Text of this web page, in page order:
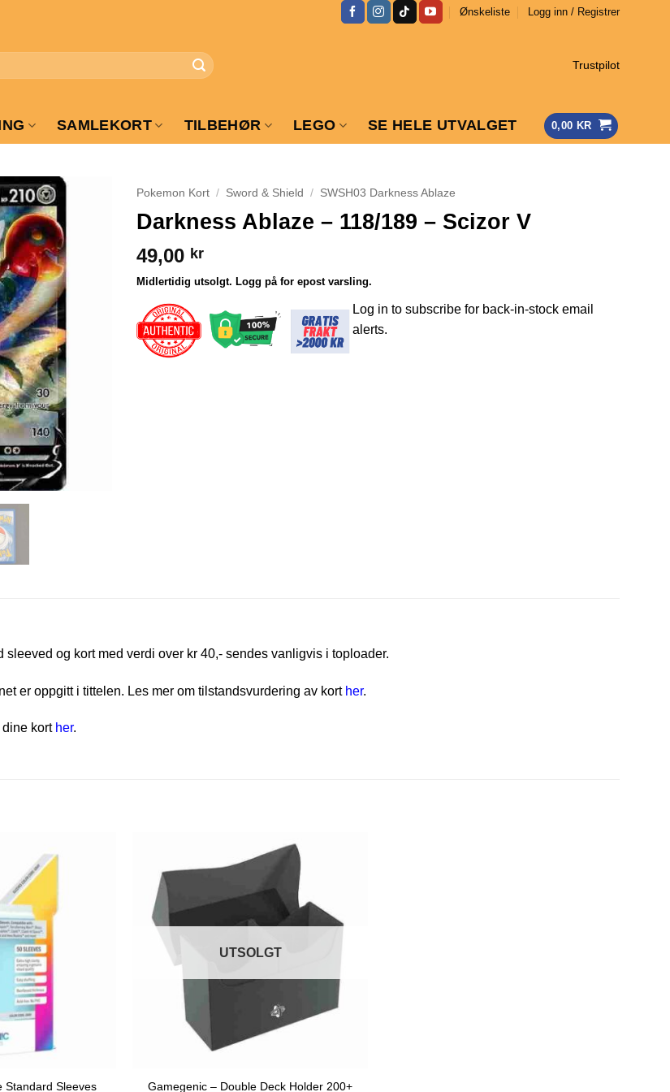
Ønskeliste Logg inn / Registrer
Trustpilot
SAMLEKORT TILBEHØR LEGO SE HELE UTVALGET 0,00 KR
Pokemon Kort / Sword & Shield / SWSH03 Darkness Ablaze
Darkness Ablaze – 118/189 – Scizor V
49,00 kr
Midlertidig utsolgt. Logg på for epost varsling.
Log in to subscribe for back-in-stock email
alerts.
og kort med verdi over kr 40,- sendes vanligvis i toploader.
er oppgitt i tittelen. Les mer om tilstandsvurdering av kort her.
dine kort her.
Standard Sleeves
UTSOLGT
Gamegenic – Double Deck Holder 200+